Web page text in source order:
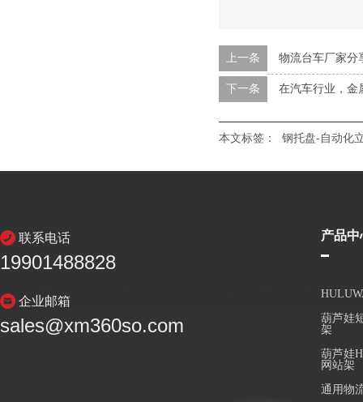
上一条 物流台车厂家分
下一条 在汽车行业，
本文标签： 钢托盘-自动化
联系电话
19901488828
企业邮箱
sales@xm360so.com
产品中
葫芦娃
架
葫芦娃
网站架
通用物